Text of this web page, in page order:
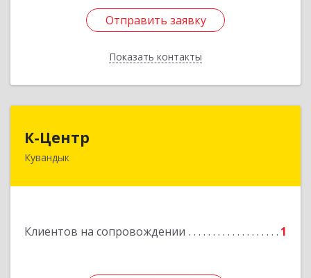
Отправить заявку
Показать контакты
Отправить заявку
Назад
К-Центр
Кувандык
Клиентов на сопровождении 1
462243, Оренбургская обл, Кувандыкский р-н,